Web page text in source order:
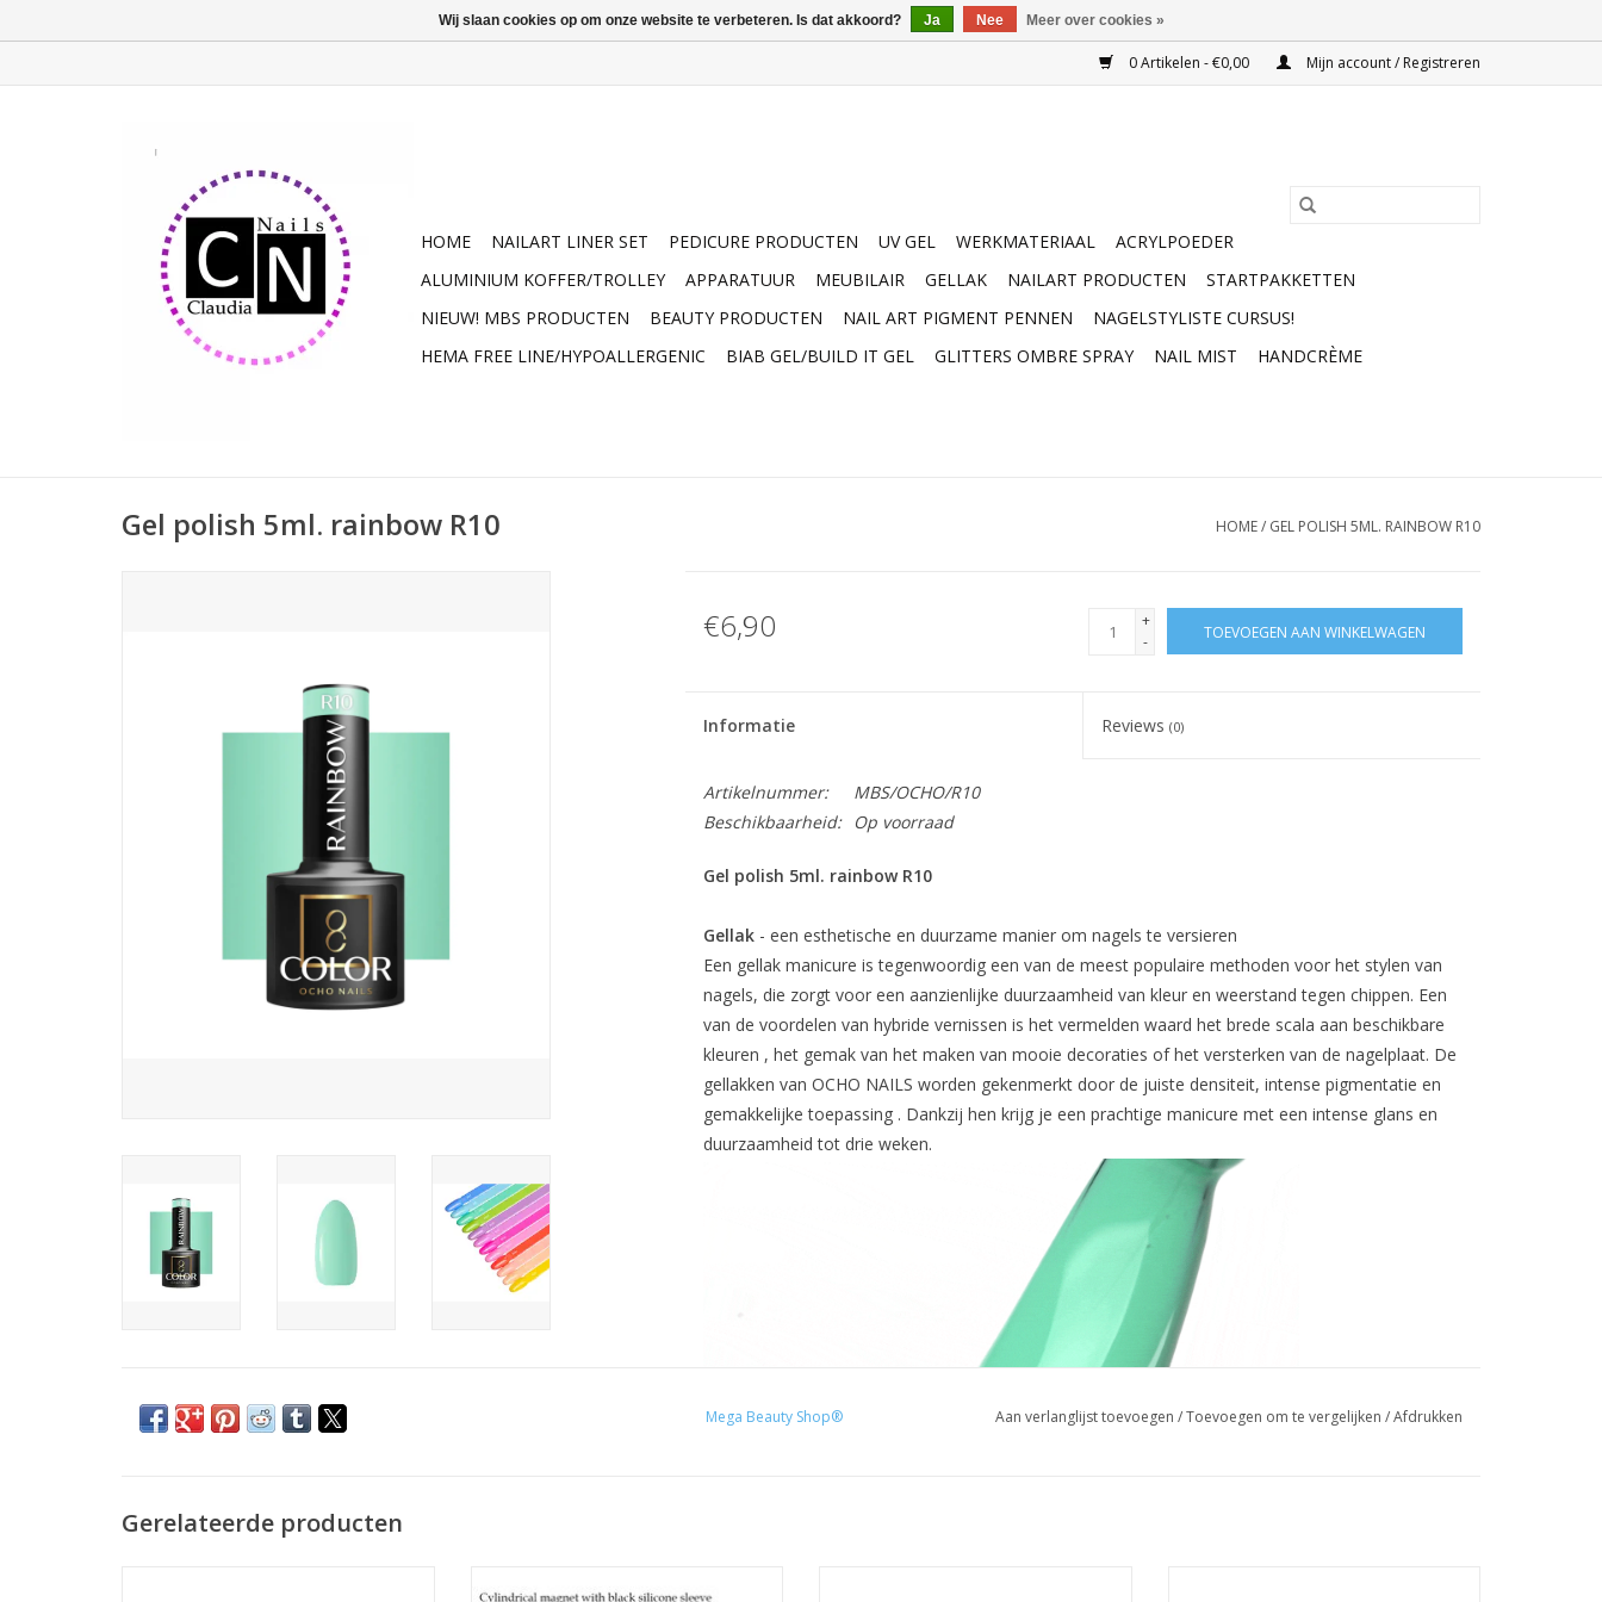
0 Artikelen - €0,00 Mijn account / Registreren
HOME NAILART LINER SET PEDICURE PRODUCTEN UV GEL WERKMATERIAAL
ACRYLPOEDER
ALUMINIUM KOFFER/TROLLEY
APPARATUUR MEUBILAIR GELLAK NAILART PRODUCTEN
STARTPAKKETTEN
NIEUW! MBS PRODUCTEN
BEAUTY PRODUCTEN NAIL ART PIGMENT PENNEN
NAGELSTYLISTE CURSUS!
HEMA FREE LINE/HYPOALLERGENIC
BIAB GEL/BUILD IT GEL GLITTERS OMBRE SPRAY NAIL MIST HANDCRÈME
Gel polish 5ml. rainbow R10 HOME/ GEL POLISH 5ML. RAINBOW R10
€6,90
+
-
TOEVOEGEN AAN WINKELWAGEN
Informatie Reviews(0)
Artikelnummer:
MBS/OCHO/R10
Beschikbaarheid:
Op voorraad
Gel polish 5ml. rainbow R10
Gellak- een esthetische en duurzame manier om nagels te versieren
Een gellak manicure is tegenwoordig een van de meest populaire methoden voor het stylen van
nagels, die zorgt voor een aanzienlijke duurzaamheid van kleur en weerstand tegen chippen. Een
van de voordelen van hybride vernissen is het vermelden waard het brede scala aan beschikbare
kleuren , het gemak van het maken van mooie decoraties of het versterken van de nagelplaat. De
gellakken van OCHO NAILS worden gekenmerkt door de juiste densiteit, intense pigmentatie en
gemakkelijke toepassing . Dankzij hen krijg je een prachtige manicure met een intense glans en
duurzaamheid tot drie weken.
Mega Beauty Shop® Aan verlanglijst toevoegen /Toevoegen om te vergelijken /Afdrukken
Gerelateerde producten
Wij slaan cookies op om onze website te verbeteren. Is dat akkoord? Ja Nee Meer over cookies »